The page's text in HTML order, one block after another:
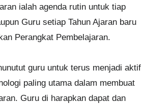
ialah agenda rutin untuk tiap
Guru setiap Tahun Ajaran baru
Perangkat Pembelajaran.
guru untuk terus menjadi aktif
paling utama dalam membuat
Guru di harapkan dapat dan